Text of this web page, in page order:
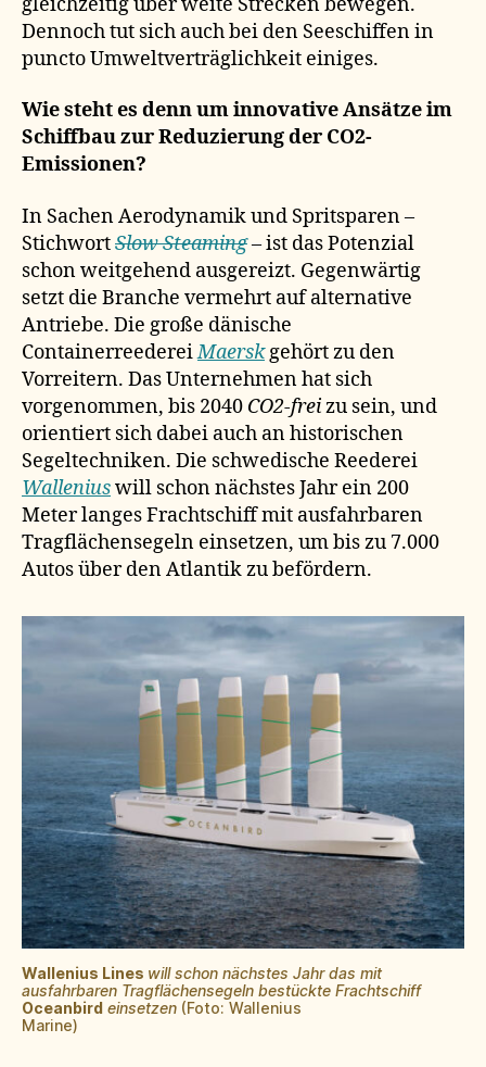
Dennoch tut sich auch bei den Seeschiffen in
puncto Umweltverträglichkeit einiges.
Wie steht es denn um innovative Ansätze im
Schiffbau zur Reduzierung der CO2-
Emissionen?
In Sachen Aerodynamik und Spritsparen –
StichwortSlow Steaming– ist das Potenzial
schon weitgehend ausgereizt. Gegenwärtig
setzt die Branche vermehrt auf alternative
Antriebe. Die große dänische
ContainerreedereiMaerskgehört zu den
Vorreitern. Das Unternehmen hat sich
vorgenommen, bis 2040 CO2-freizu sein, und
orientiert sich dabei auch an historischen
Segeltechniken. Die schwedische Reederei
Walleniuswill schon nächstes Jahr ein 200
Meter langes Frachtschiff mit ausfahrbaren
Tragflächensegeln einsetzen, um bis zu 7.000
Autos über den Atlantik zu befördern.
Wallenius Lines will schon nächstes Jahr das mit
ausfahrbaren Tragflächensegeln bestückte Frachtschiff
Oceanbird einsetzen (Foto: Wallenius
Marine)